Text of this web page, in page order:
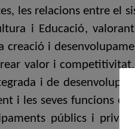
les relacions entre el
i Educació,
creació i
valor i
i de
i les seves funcions
públics i